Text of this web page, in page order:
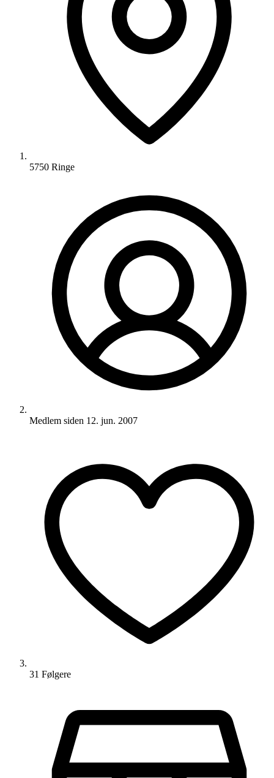
5750 Ringe
Medlem siden 12. jun. 2007
31 Følgere